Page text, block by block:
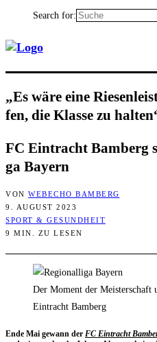
Search for:
„Es wäre eine
fen, die Klas­se zu
FC Ein­tracht Bam­berg
ga Bayern
VON WEBECHO BAMBERG
9. AUGUST 2023
SPORT & GESUNDHEIT
9 MIN. ZU LESEN
Der Moment der Meisterschaft
Eintracht Bamberg
Ende Mai gewann der FC Ein­tracht